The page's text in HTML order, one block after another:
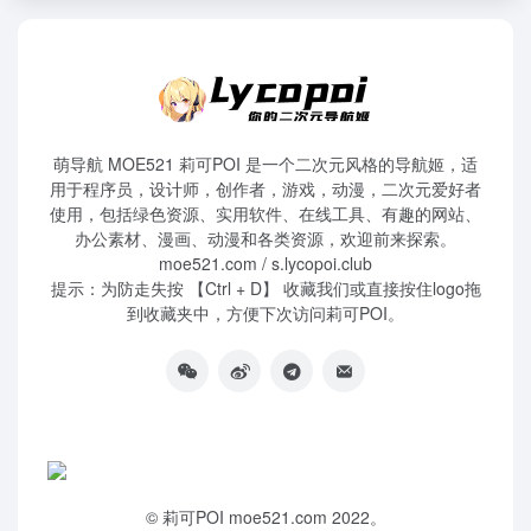
萌导航 MOE521 莉可POI 是一个二次元风格的导航姬，适
用于程序员，设计师，创作者，游戏，动漫，二次元爱好者
使用，包括绿色资源、实用软件、在线工具、有趣的网站、
办公素材、漫画、动漫和各类资源，欢迎前来探索。
moe521.com / s.lycopoi.club
提示：为防走失按 【Ctrl + D】 收藏我们或直接按住logo拖
到收藏夹中，方便下次访问莉可POI。
© 莉可POI moe521.com 2022。